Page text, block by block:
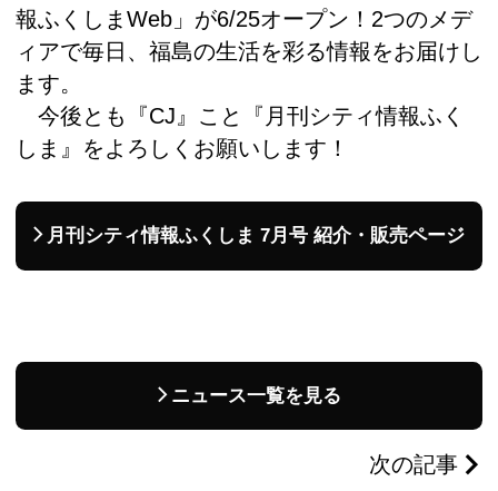
報ふくしまWeb」が6/25オープン！2つのメデ
ィアで毎日、福島の生活を彩る情報をお届けし
ます。
今後とも『CJ』こと『月刊シティ情報ふく
しま』をよろしくお願いします！
月刊シティ情報ふくしま 7月号 紹介・販売ページ
ニュース一覧を見る
次の記事